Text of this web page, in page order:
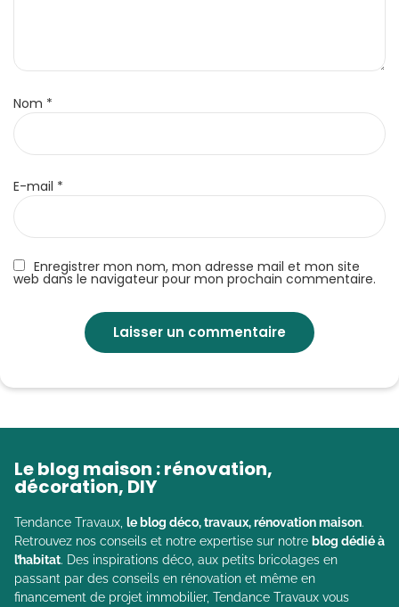
Enregistrer mon nom, mon adresse mail et mon site
web dans le navigateur pour mon prochain commentaire.
Nom *
E-mail *
Le blog maison : rénovation,
décoration, DIY
Tendance Travaux, le blog déco, travaux, rénovation maison.
Retrouvez nos conseils et notre expertise sur notre blog dédié à
l’habitat. Des inspirations déco, aux petits bricolages en
passant par des conseils en rénovation et même en
financement de projet immobilier, Tendance Travaux vous